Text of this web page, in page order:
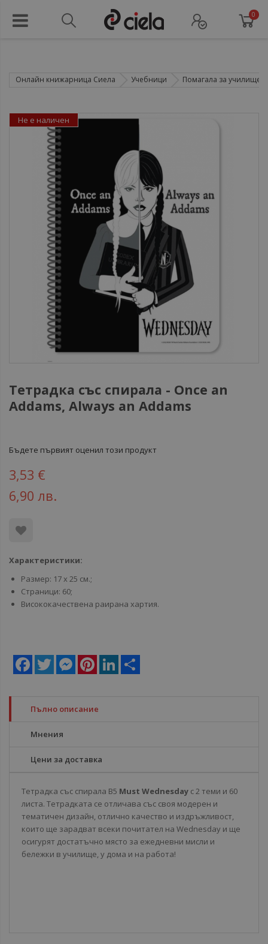
0
Онлайн книжарница Сиела Учебници Помагала за училище
Тетрадка със спирала - Once an
Addams, Always an Addams
Бъдете първият оценил този продукт
3,53 €
6,90 лв.
Характеристики:
Размер: 17 х 25 см.;
Страници: 60;
Висококачествена раирана хартия.
Facebook
Twitter MessengerPinterestLinkedIn
Не е наличен
Пълно описание
Мнения
Цени за доставка
Тетрадка със спирала B5 Must Wednesday с 2 теми и 60
листа. Тетрадката се отличава със своя модерен и
тематичен дизайн, отлично качество и издръжливост,
които ще зарадват всеки почитател на Wednesday и ще
осигурят достатъчно място за ежедневни мисли и
бележки в училище, у дома и на работа!